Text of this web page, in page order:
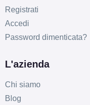
Registrati
Accedi
Password dimenticata?
L'azienda
Chi siamo
Blog